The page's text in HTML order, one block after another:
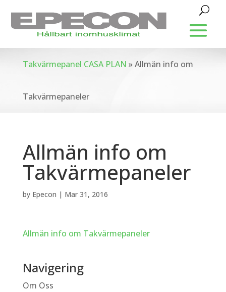
Takvärmepanel CASA PLAN »Allmän info om
Takvärmepaneler
Allmän info om
Takvärmepaneler
by Epecon | Mar 31, 2016
Allmän info om Takvärmepaneler
Navigering
Om Oss